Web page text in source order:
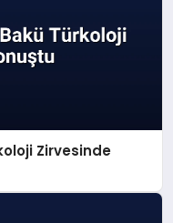
Zirvesinde